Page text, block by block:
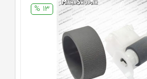
13 %